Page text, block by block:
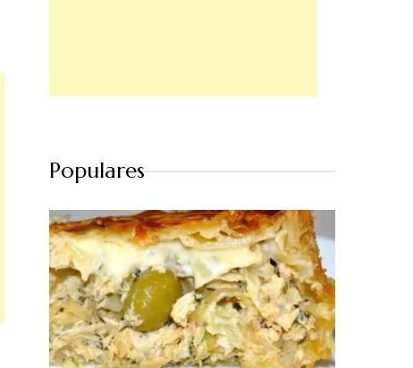
Populares